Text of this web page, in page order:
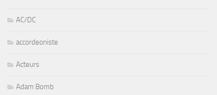
AC/DC
accordeoniste
Acteurs
Adam Bomb